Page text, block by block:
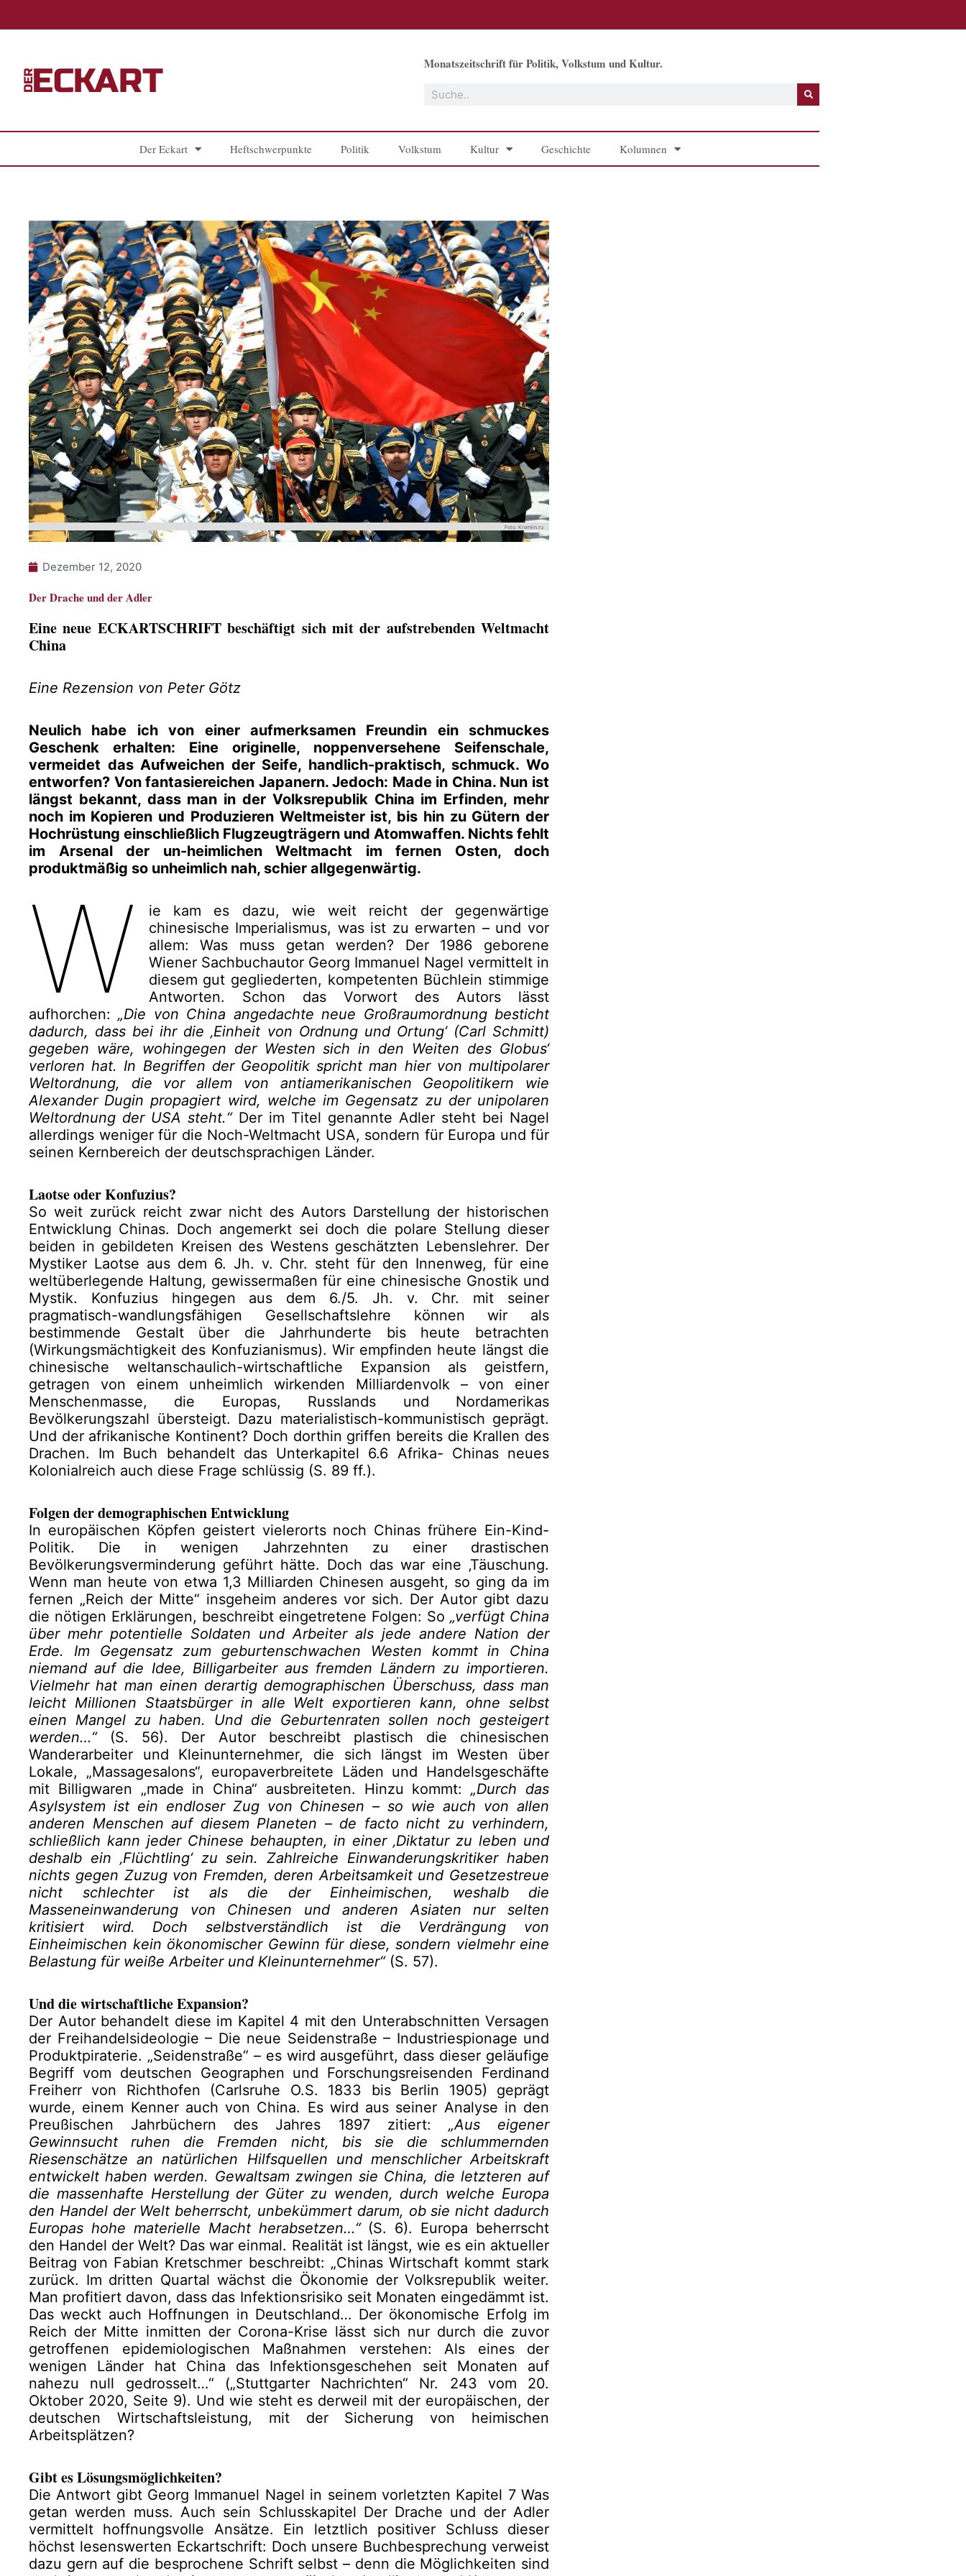
Monatszeitschrift für Politik, Volkstum und Kultur.
Suche
Der Eckart Heftschwerpunkte Politik Volkstum Kultur Geschichte Kolumnen
Foto: Kremlin.ru
Dezember 12, 2020
Der Drache und der Adler
Eine neue ECKARTSCHRIFT beschäftigt sich mit der aufstrebenden Weltmacht
China
Eine Rezension von Peter Götz
Neulich habe ich von einer aufmerksamen Freundin ein schmuckes
Geschenk erhalten: Eine originelle, noppenversehene Seifenschale,
vermeidet das Aufweichen der Seife, handlich-praktisch, schmuck. Wo
entworfen? Von fantasiereichen Japanern. Jedoch: Made in China. Nun ist
längst bekannt, dass man in der Volksrepublik China im Erfinden, mehr
noch im Kopieren und Produzieren Weltmeister ist, bis hin zu Gütern der
Hochrüstung einschließlich Flugzeugträgern und Atomwaffen. Nichts fehlt
im Arsenal der un-heimlichen Weltmacht im fernen Osten, doch
produktmäßig so unheimlich nah, schier allgegenwärtig.
W
ie kam es dazu, wie weit reicht der gegenwärtige
chinesische Imperialismus, was ist zu erwarten – und vor
allem: Was muss getan werden? Der 1986 geborene
Wiener Sachbuchautor Georg Immanuel Nagel vermittelt in
diesem gut gegliederten, kompetenten Büchlein stimmige
Antworten. Schon das Vorwort des Autors lässt
aufhorchen:„Die von China angedachte neue Großraumordnung besticht
dadurch, dass bei ihr die ‚Einheit von Ordnung und Ortung‘ (Carl Schmitt)
gegeben wäre, wohingegen der Westen sich in den Weiten des Globus‘
verloren hat. In Begriffen der Geopolitik spricht man hier von multipolarer
Weltordnung, die vor allem von antiamerikanischen Geopolitikern wie
Alexander Dugin propagiert wird, welche im Gegensatz zu der unipolaren
Weltordnung der USA steht.“ Der im Titel genannte Adler steht bei Nagel
allerdings weniger für die Noch-Weltmacht USA, sondern für Europa und für
seinen Kernbereich der deutschsprachigen Länder.
Laotse oder Konfuzius?
So weit zurück reicht zwar nicht des Autors Darstellung der historischen
Entwicklung Chinas. Doch angemerkt sei doch die polare Stellung dieser
beiden in gebildeten Kreisen des Westens geschätzten Lebenslehrer. Der
Mystiker Laotse aus dem 6. Jh. v. Chr. steht für den Innenweg, für eine
weltüberlegende Haltung, gewissermaßen für eine chinesische Gnostik und
Mystik. Konfuzius hingegen aus dem 6./5. Jh. v. Chr. mit seiner
pragmatisch-wandlungsfähigen Gesellschaftslehre können wir als
bestimmende Gestalt über die Jahrhunderte bis heute betrachten
(Wirkungsmächtigkeit des Konfuzianismus). Wir empfinden heute längst die
chinesische weltanschaulich-wirtschaftliche Expansion als geistfern,
getragen von einem unheimlich wirkenden Milliardenvolk – von einer
Menschenmasse, die Europas, Russlands und Nordamerikas
Bevölkerungszahl übersteigt. Dazu materialistisch-kommunistisch geprägt.
Und der afrikanische Kontinent? Doch dorthin griffen bereits die Krallen des
Drachen. Im Buch behandelt das Unterkapitel 6.6 Afrika- Chinas neues
Kolonialreich auch diese Frage schlüssig (S. 89 ff.).
Folgen der demographischen Entwicklung
In europäischen Köpfen geistert vielerorts noch Chinas frühere Ein-Kind-
Politik. Die in wenigen Jahrzehnten zu einer drastischen
Bevölkerungsverminderung geführt hätte. Doch das war eine ‚Täuschung.
Wenn man heute von etwa 1,3 Milliarden Chinesen ausgeht, so ging da im
fernen „Reich der Mitte“ insgeheim anderes vor sich. Der Autor gibt dazu
die nötigen Erklärungen, beschreibt eingetretene Folgen: So „verfügt China
über mehr potentielle Soldaten und Arbeiter als jede andere Nation der
Erde. Im Gegensatz zum geburtenschwachen Westen kommt in China
niemand auf die Idee, Billigarbeiter aus fremden Ländern zu importieren.
Vielmehr hat man einen derartig demographischen Überschuss, dass man
leicht Millionen Staatsbürger in alle Welt exportieren kann, ohne selbst
einen Mangel zu haben. Und die Geburtenraten sollen noch gesteigert
werden…“(S. 56). Der Autor beschreibt plastisch die chinesischen
Wanderarbeiter und Kleinunternehmer, die sich längst im Westen über
Lokale, „Massagesalons“, europaverbreitete Läden und Handelsgeschäfte
mit Billigwaren „made in China“ ausbreiteten. Hinzu kommt:„Durch das
Asylsystem ist ein endloser Zug von Chinesen – so wie auch von allen
anderen Menschen auf diesem Planeten – de facto nicht zu verhindern,
schließlich kann jeder Chinese behaupten, in einer ‚Diktatur zu leben und
deshalb ein ‚Flüchtling‘ zu sein. Zahlreiche Einwanderungskritiker haben
nichts gegen Zuzug von Fremden, deren Arbeitsamkeit und Gesetzestreue
nicht schlechter ist als die der Einheimischen, weshalb die
Masseneinwanderung von Chinesen und anderen Asiaten nur selten
kritisiert wird. Doch selbstverständlich ist die Verdrängung von
Einheimischen kein ökonomischer Gewinn für diese, sondern vielmehr eine
Belastung für weiße Arbeiter und Kleinunternehmer“(S. 57).
Und die wirtschaftliche Expansion?
Der Autor behandelt diese im Kapitel 4 mit den Unterabschnitten Versagen
der Freihandelsideologie – Die neue Seidenstraße – Industriespionage und
Produktpiraterie. „Seidenstraße“ – es wird ausgeführt, dass dieser geläufige
Begriff vom deutschen Geographen und Forschungsreisenden Ferdinand
Freiherr von Richthofen (Carlsruhe O.S. 1833 bis Berlin 1905) geprägt
wurde, einem Kenner auch von China. Es wird aus seiner Analyse in den
Preußischen Jahrbüchern des Jahres 1897 zitiert: „Aus eigener
Gewinnsucht ruhen die Fremden nicht, bis sie die schlummernden
Riesenschätze an natürlichen Hilfsquellen und menschlicher Arbeitskraft
entwickelt haben werden. Gewaltsam zwingen sie China, die letzteren auf
die massenhafte Herstellung der Güter zu wenden, durch welche Europa
den Handel der Welt beherrscht, unbekümmert darum, ob sie nicht dadurch
Europas hohe materielle Macht herabsetzen…“(S. 6). Europa beherrscht
den Handel der Welt? Das war einmal. Realität ist längst, wie es ein aktueller
Beitrag von Fabian Kretschmer beschreibt: „Chinas Wirtschaft kommt stark
zurück. Im dritten Quartal wächst die Ökonomie der Volksrepublik weiter.
Man profitiert davon, dass das Infektionsrisiko seit Monaten eingedämmt ist.
Das weckt auch Hoffnungen in Deutschland… Der ökonomische Erfolg im
Reich der Mitte inmitten der Corona-Krise lässt sich nur durch die zuvor
getroffenen epidemiologischen Maßnahmen verstehen: Als eines der
wenigen Länder hat China das Infektionsgeschehen seit Monaten auf
nahezu null gedrosselt…“ („Stuttgarter Nachrichten“ Nr. 243 vom 20.
Oktober 2020, Seite 9). Und wie steht es derweil mit der europäischen, der
deutschen Wirtschaftsleistung, mit der Sicherung von heimischen
Arbeitsplätzen?
Gibt es Lösungsmöglichkeiten?
Die Antwort gibt Georg Immanuel Nagel in seinem vorletzten Kapitel 7 Was
getan werden muss. Auch sein Schlusskapitel Der Drache und der Adler
vermittelt hoffnungsvolle Ansätze. Ein letztlich positiver Schluss dieser
höchst lesenswerten Eckartschrift: Doch unsere Buchbesprechung verweist
dazu gern auf die besprochene Schrift selbst – denn die Möglichkeiten sind